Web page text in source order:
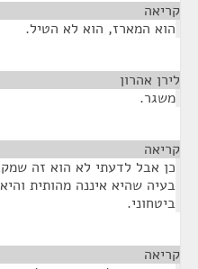
קריאה
הוא המארז, הוא לא הטיל.
לירן אהרון
משגר.
קריאה
כן אבל לדעתי לא הוא זה
בעיה שהיא איננה מהותית
ביטחוני.
קריאה